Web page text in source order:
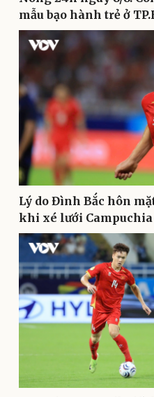
Sức khỏe
Cây thuốc
Sản phụ khoa
Nhi khoa
Nam khoa
Làm đẹp - giảm cân
Phòng mạch online
Ăn sạch sống khỏe
Văn hóa
mẫu bạo hành trẻ ở
Lý do Đình Bắc hôn
khi xé lưới Campuchia